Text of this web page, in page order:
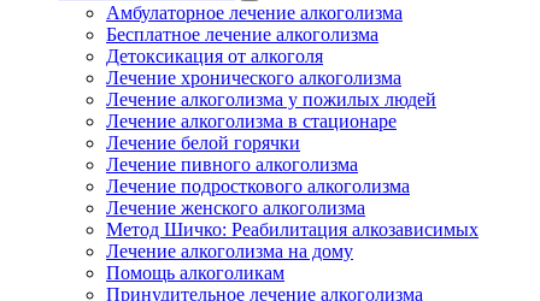
Амбулаторное лечение алкоголизма
Бесплатное лечение алкоголизма
Детоксикация от алкоголя
Лечение хронического алкоголизма
Лечение алкоголизма у пожилых людей
Лечение алкоголизма в стационаре
Лечение белой горячки
Лечение пивного алкоголизма
Лечение подросткового алкоголизма
Лечение женского алкоголизма
Метод Шичко: Реабилитация алкозависимых
Лечение алкоголизма на дому
Помощь алкоголикам
Принудительное лечение алкоголизма